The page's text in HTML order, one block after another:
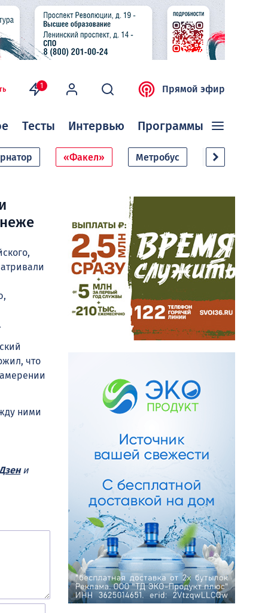
1 Прямой эфир
Тесты Интервью Программы
«Факел» Метробус Дачный
что
ними
и